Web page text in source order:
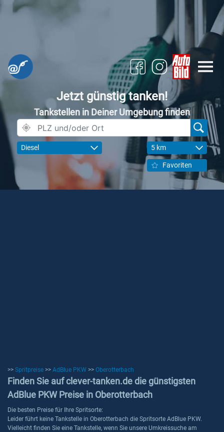
Jetzt günstig tanken!
Tankstellen in Deiner Umgebung finden
Diesel 5 km
Favoriten
>> Spritpreise >> AdBlue PKW >> Oberotterbach
Finden Sie auf clever-tanken.de die günstigsten
AdBlue PKW Preise in Oberotterbach
Die besten Preise für Ihre Spritsorte:
Leider führt keine Tankstelle in Oberotterbach die Spritsorte AdBlue PKW.
Vielleicht finden Sie eine Tankstelle, wenn Sie unsere Umkreissuche am